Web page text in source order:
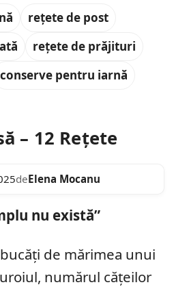
rețete de post
rețete de prăjituri
conserve pentru iarnă
– 12 Rețete
deElena Mocanu
nu există”
de mărimea unui
numărul cățeilor